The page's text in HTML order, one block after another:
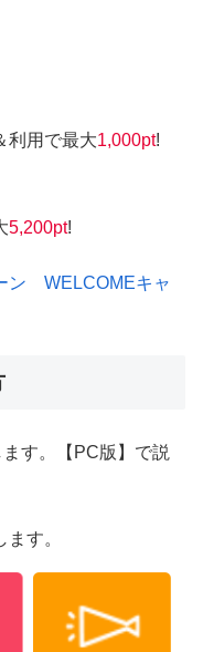
利用で最大1,000pt!
5,200pt!
ン WELCOMEキャ
す。【PC版】で説
す。